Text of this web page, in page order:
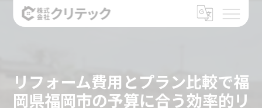
リフォーム費用とプラン比較で福
岡県福岡市の予算に合う効率的リ